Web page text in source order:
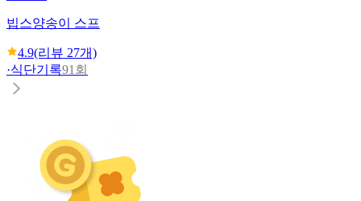
빕스양송이 스프
4.9(리뷰 27개)
·식단기록91회